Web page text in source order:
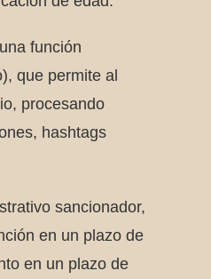
función
que permite al
procesando
hashtags
sancionador,
en un plazo de
en un plazo de